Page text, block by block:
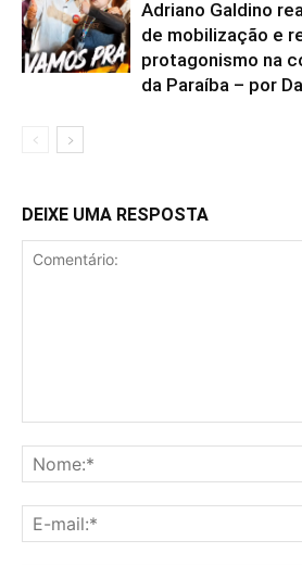
Adriano Galdino
de mobilização e
protagonismo na
da Paraíba – por
DEIXE UMA RESPOSTA